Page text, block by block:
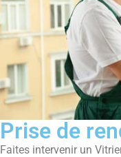
Prise de
Faites intervenir un